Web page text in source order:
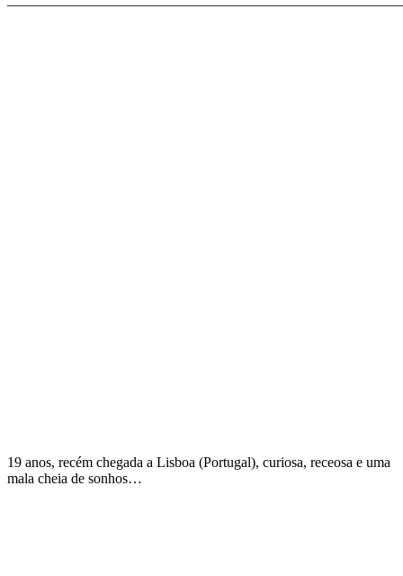
19 anos, recém chegada a Lisboa (Portugal), curiosa, receosa e uma
mala cheia de sonhos…